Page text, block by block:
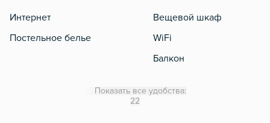
Интернет
Постельное белье
Вещевой шкаф
WiFi
Балкон
Показать все удобства:
22